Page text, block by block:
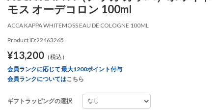
モス オーデコロン 100ml
ACCA KAPPA WHITEMOSS EAU DE COLOGNE 100ML
Product ID:22463265
¥13,200 （税込）
会員ランクに応じて 最大1200ポイント付与
会員ランクについてはこちら
ギフトラッピングの選択